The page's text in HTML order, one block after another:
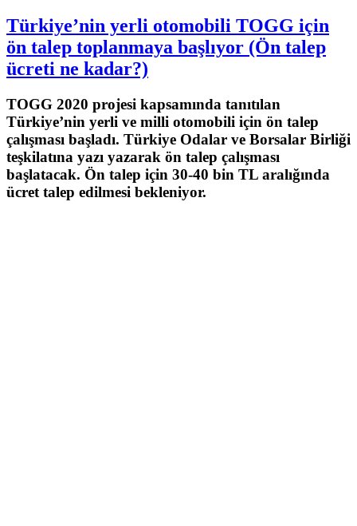
Türkiye’nin yerli otomobili TOGG için
ön talep toplanmaya başlıyor (Ön talep
ücreti ne kadar?)
TOGG 2020 projesi kapsamında tanıtılan
Türkiye’nin yerli ve milli otomobili için ön talep
çalışması başladı. Türkiye Odalar ve Borsalar Birliği
teşkilatına yazı yazarak ön talep çalışması
başlatacak. Ön talep için 30-40 bin TL aralığında
ücret talep edilmesi bekleniyor.